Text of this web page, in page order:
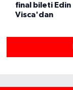
final bileti Edin
Visca'dan